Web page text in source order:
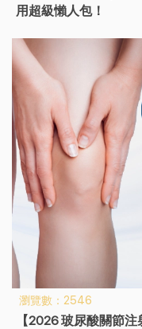
用超級懶人包！
瀏覽數：2546
【2026 玻尿酸關節